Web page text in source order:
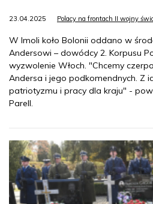
23.04.2025 Polacy na frontach II wojny
W Imoli koło Bolonii oddano w
Andersowi – dowódcy 2. Korpusu
wyzwolenie Włoch. "Chcemy
Andersa i jego podkomendnych. Z
patriotyzmu i pracy dla kraju" -
Parell.